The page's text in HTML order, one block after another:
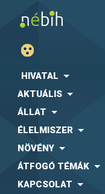
HIVATAL
AKTUÁLIS
ÁLLAT
ÉLELMISZER
NÖVÉNY
ÁTFOGÓ TÉMÁK
KAPCSOLAT